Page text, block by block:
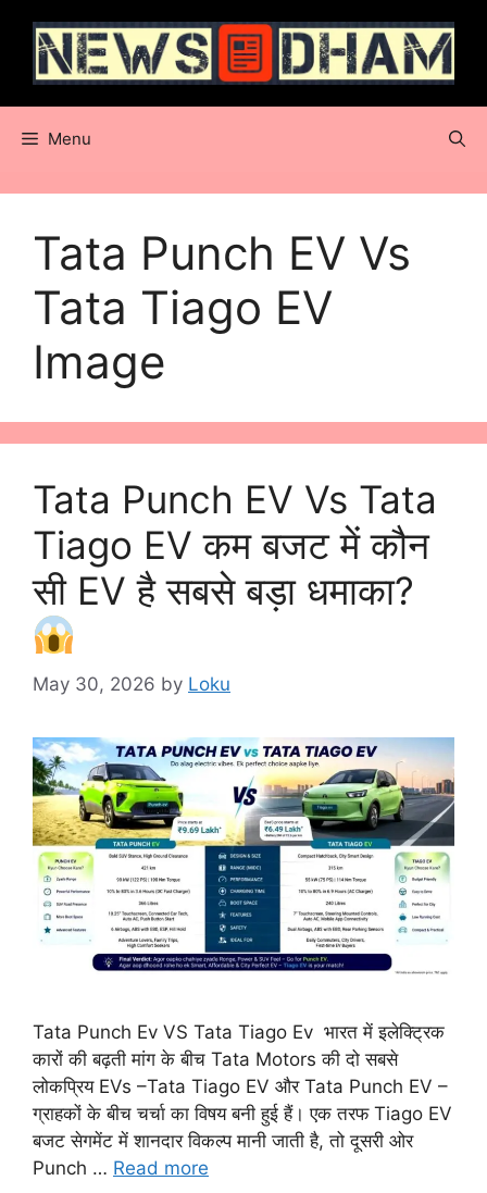
content
Menu
Tata Punch EV Vs
Tata Tiago EV
Image
Tata Punch EV Vs Tata
Tiago EV कम बजट में कौन
सी EV है सबसे बड़ा धमाका?
May 30, 2026 by Loku
Tata Punch Ev VS Tata Tiago Ev भारत में इलेक्ट्रिक
कारों की बढ़ती मांग के बीच Tata Motors की दो सबसे
लोकप्रिय EVs –Tata Tiago EV और Tata Punch EV –
ग्राहकों के बीच चर्चा का विषय बनी हुई हैं। एक तरफ Tiago EV
बजट सेगमेंट में शानदार विकल्प मानी जाती है, तो दूसरी ओर
Punch … Read more